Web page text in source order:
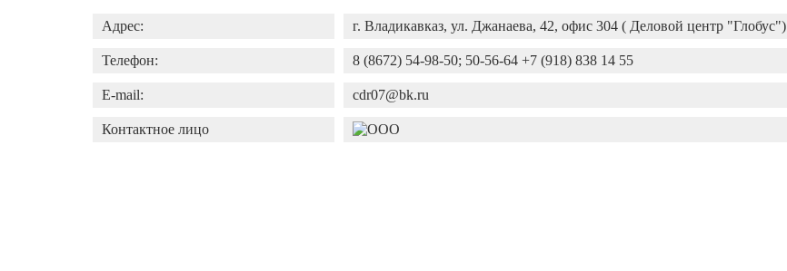
Адрес: г. Владикавказ, ул. Джанаева, 42, офис 304 ( Деловой центр "Глобус")
Телефон: 8 (8672) 54-98-50; 50-56-64 +7 (918) 838 14 55
E-mail: cdr07@bk.ru
Контактное лицо